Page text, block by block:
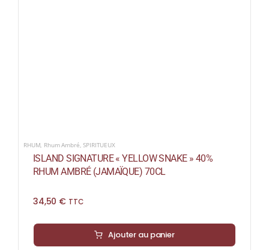
RHUM Rhum Ambré ,SPIRITUEUX
ISLAND SIGNATURE « YELLOW SNAKE » 40%
RHUM AMBRÉ (JAMAÏQUE) 70CL
34,50 € TTC
Ajouter au panier